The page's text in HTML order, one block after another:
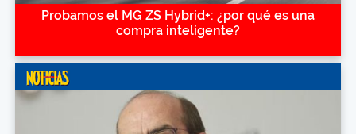
Probamos el MG ZS Hybrid+: ¿por qué es una
compra inteligente?